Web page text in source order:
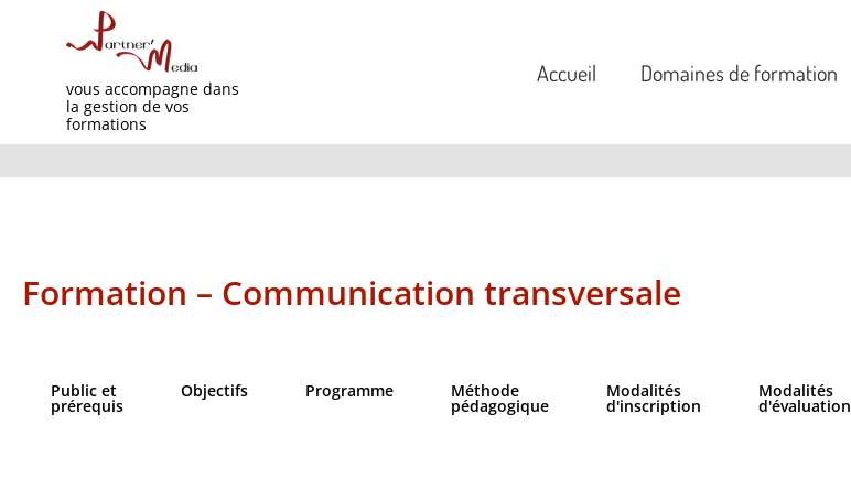
vous accompagne dans
la gestion de vos
formations
Accueil Domaines de formation
Formation – Communication transversale
Public et
prérequis
Objectifs​ Programme Méthode
pédagogique
Modalités
d'inscription
Modalités
d'évaluation